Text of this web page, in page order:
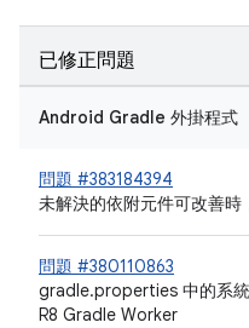
已修正問題
Android Gradle 外掛程式
問題 #383184394
未解決的依附元件可改善
問題 #380110863
gradle.properties 中的系
R8 Gradle Worker